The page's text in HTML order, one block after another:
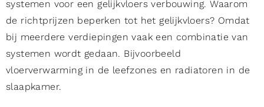
systemen voor een gelijkvloers verbouwing. Waarom
de richtprijzen beperken tot het gelijkvloers? Omdat
bij meerdere verdiepingen vaak een combinatie van
systemen wordt gedaan. Bijvoorbeeld
vloerverwarming in de leefzones en radiatoren in de
slaapkamer.